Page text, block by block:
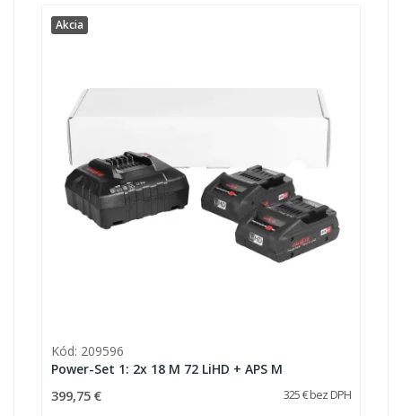
Akcia
Kód: 209596
Power-Set 1: 2x 18 M 72 LiHD + APS M
399,75 € 325 € bez DPH